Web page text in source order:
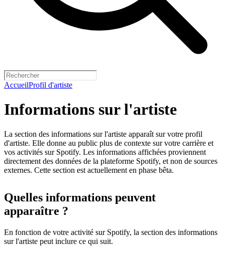
AccueilProfil d'artiste
Informations sur l'artiste
La section des informations sur l'artiste apparaît sur votre profil
d'artiste. Elle donne au public plus de contexte sur votre carrière et
vos activités sur Spotify. Les informations affichées proviennent
directement des données de la plateforme Spotify, et non de sources
externes. Cette section est actuellement en phase bêta.
Quelles informations peuvent
apparaître ?
En fonction de votre activité sur Spotify, la section des informations
sur l'artiste peut inclure ce qui suit.